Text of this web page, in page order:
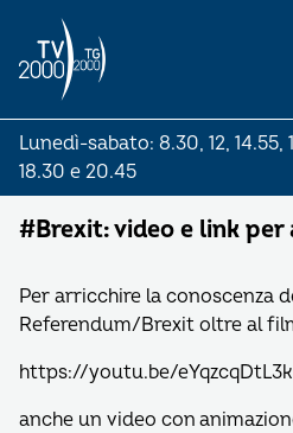
Lunedì-sabato: 8.30, 12,
18.30 e 20.45
#Brexit: video e link
Per arricchire la conoscenza
Referendum/Brexit oltre al
https://youtu.be/eYqzcqDtL3k
anche un video con